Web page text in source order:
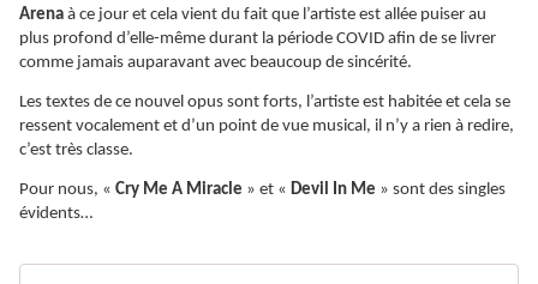
Arena à ce jour et cela vient du fait que l’artiste est allée puiser au
plus profond d’elle-même durant la période COVID afin de se livrer
comme jamais auparavant avec beaucoup de sincérité.
Les textes de ce nouvel opus sont forts, l’artiste est habitée et cela se
ressent vocalement et d’un point de vue musical, il n’y a rien à redire,
c’est très classe.
Pour nous, « Cry Me A Miracle » et « Devil In Me » sont des singles
évidents…